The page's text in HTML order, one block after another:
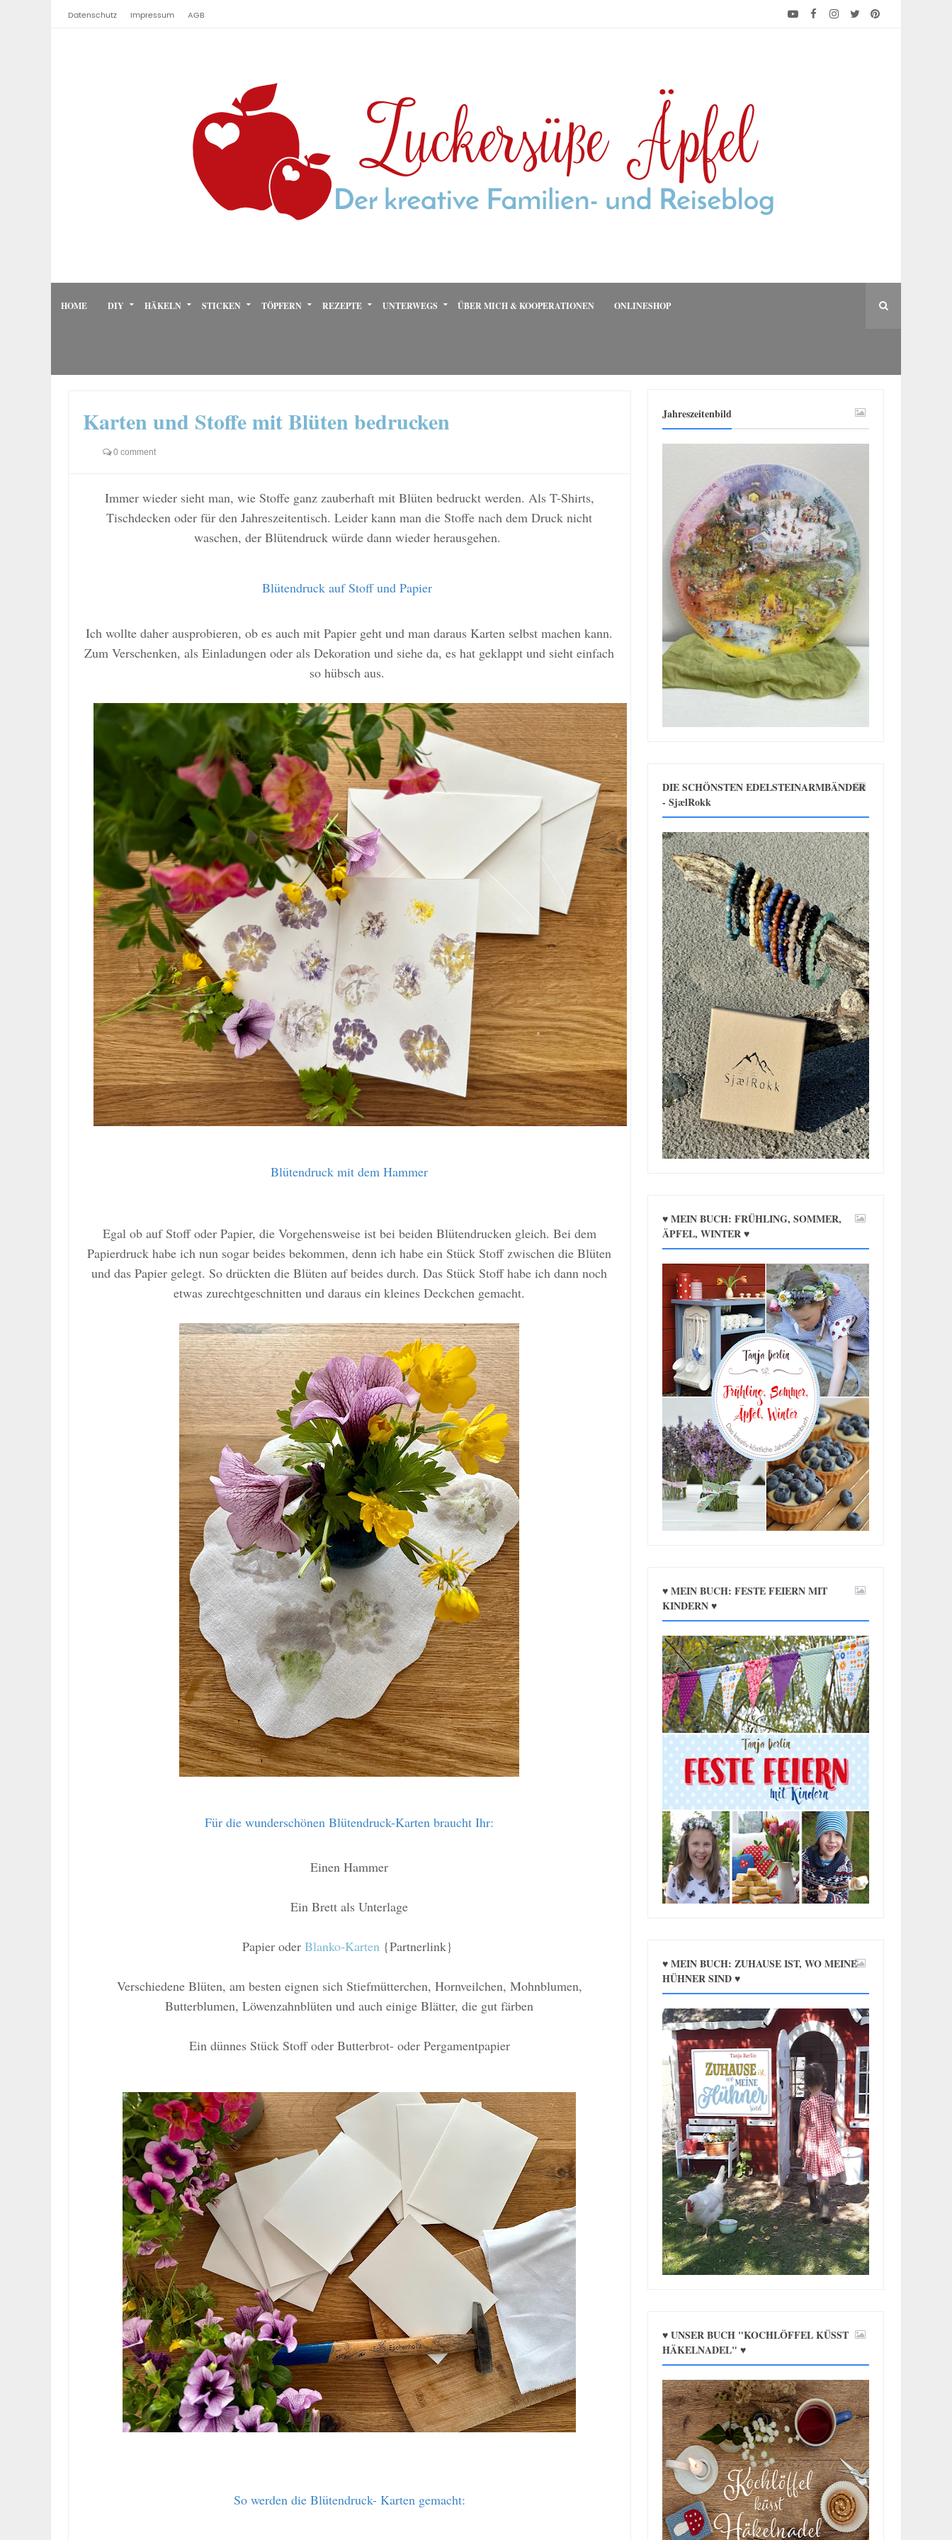
Datenschutz Impressum AGB
HOME DIY HÄKELN STICKEN TÖPFERN REZEPTE UNTERWEGS ÜBER MICH & KOOPERATIONEN ONLINESHOP
Karten und Stoffe mit Blüten bedrucken
0 comment
Immer wieder sieht man, wie Stoffe ganz zauberhaft mit Blüten bedruckt werden. Als T-Shirts,
Tischdecken oder für den Jahreszeitentisch. Leider kann man die Stoffe nach dem Druck nicht
waschen, der Blütendruck würde dann wieder herausgehen.
Blütendruck auf Stoff und Papier
Ich wollte daher ausprobieren, ob es auch mit Papier geht und man daraus Karten selbst machen kann.
Zum Verschenken, als Einladungen oder als Dekoration und siehe da, es hat geklappt und sieht einfach
so hübsch aus.
Blütendruck mit dem Hammer
Egal ob auf Stoff oder Papier, die Vorgehensweise ist bei beiden Blütendrucken gleich. Bei dem
Papierdruck habe ich nun sogar beides bekommen, denn ich habe ein Stück Stoff zwischen die Blüten
und das Papier gelegt. So drückten die Blüten auf beides durch. Das Stück Stoff habe ich dann noch
etwas zurechtgeschnitten und daraus ein kleines Deckchen gemacht.
Für die wunderschönen Blütendruck-Karten braucht Ihr:
Einen Hammer
Ein Brett als Unterlage
Papier oder Blanko-Karten{Partnerlink}
Verschiedene Blüten, am besten eignen sich Stiefmütterchen, Hornveilchen, Mohnblumen,
Butterblumen, Löwenzahnblüten und auch einige Blätter, die gut färben
Ein dünnes Stück Stoff oder Butterbrot- oder Pergamentpapier
So werden die Blütendruck- Karten gemacht:
Jahreszeitenbild
DIE SCHÖNSTEN EDELSTEINARMBÄNDER
- SjælRokk
♥ MEIN BUCH: FRÜHLING, SOMMER,
ÄPFEL, WINTER ♥
♥ MEIN BUCH: FESTE FEIERN MIT
KINDERN ♥
♥ MEIN BUCH: ZUHAUSE IST, WO MEINE
HÜHNER SIND ♥
♥ UNSER BUCH "KOCHLÖFFEL KÜSST
HÄKELNADEL" ♥